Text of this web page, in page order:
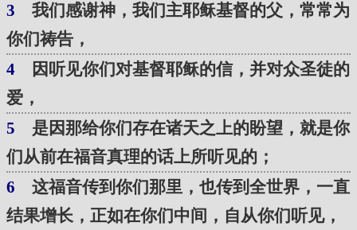
3 我们感谢神，我们主耶稣基督的父，常常为
你们祷告，
4 因听见你们对基督耶稣的信，并对众圣徒的
爱，
5 是因那给你们存在诸天之上的盼望，就是你
们从前在福音真理的话上所听见的；
6 这福音传到你们那里，也传到全世界，一直
结果增长，正如在你们中间，自从你们听见，